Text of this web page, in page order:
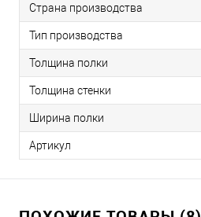
Страна производства
Тип производства
Толщина полки
Толщина стенки
Ширина полки
Артикул